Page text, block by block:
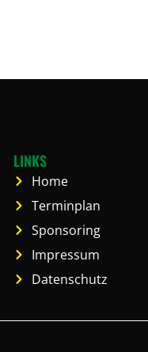
LINKS
Home
Terminplan
Sponsoring
Impressum
Datenschutz